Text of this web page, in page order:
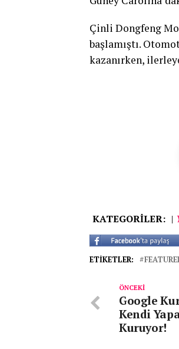
Çinli Dongfeng
başlamıştı.
kazanırken,
KATEGORİLER: |
ETIKETLER:
ÖNCEKI
Google
Kendi
Kuruyor!